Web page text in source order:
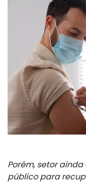
Porém, setor
público para